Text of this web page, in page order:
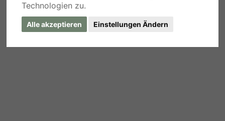
Technologien zu.
Alle akzeptieren Einstellungen Ändern